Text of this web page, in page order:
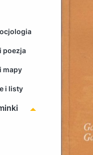
poezja
mapy
i listy